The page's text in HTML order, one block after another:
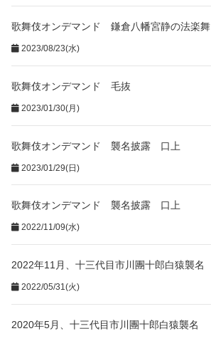
歌舞伎オンデマンド 鎌倉八幡宮静の法楽舞
2023/08/23(水)
歌舞伎オンデマンド 毛抜
2023/01/30(月)
歌舞伎オンデマンド 襲名披露 口上
2023/01/29(日)
歌舞伎オンデマンド 襲名披露 口上
2022/11/09(水)
2022年11月、十三代目市川團十郎白猿襲名
2022/05/31(火)
2020年5月、十三代目市川團十郎白猿襲名